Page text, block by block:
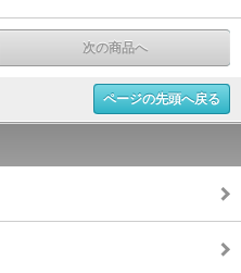
次の商品へ
ページの先頭へ戻る